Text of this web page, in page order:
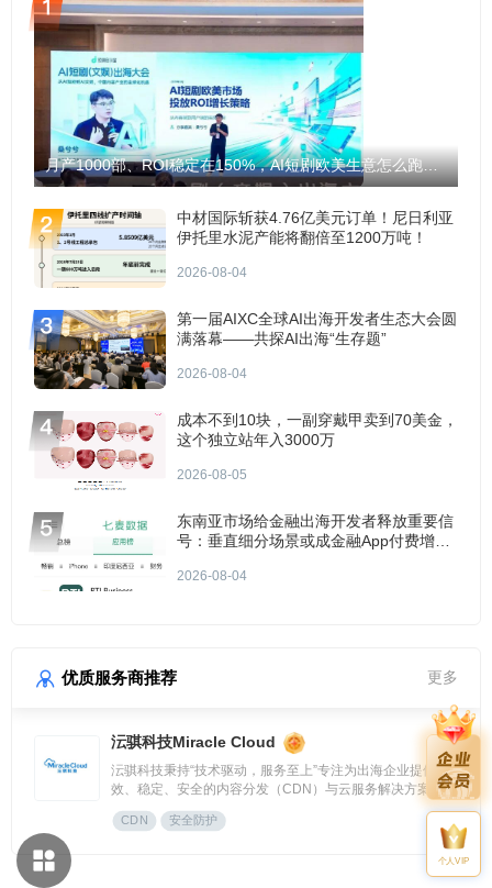
月产1000部、ROI稳定在150%，AI短剧欧美生意怎么跑通？
中材国际斩获4.76亿美元订单！尼日利亚
伊托里水泥产能将翻倍至1200万吨！
2026-08-04
第一届AIXC全球AI出海开发者生态大会圆
满落幕——共探AI出海“生存题”
2026-08-04
成本不到10块，一副穿戴甲卖到70美金，
这个独立站年入3000万
2026-08-05
东南亚市场给金融出海开发者释放重要信
号：垂直细分场景或成金融App付费增长
2026-08-04
优质服务商推荐 更多
沄骐科技Miracle Cloud
沄骐科技秉持“技术驱动，服务至上”专注为出海企业提供高
效、稳定、安全的内容分发（CDN）与云服务解决方案，是
全球边缘云领导者Fastly中国区首个合作伙伴。团队由业内资
深专家组成，拥有大规模分布式架构服务经验，提供全流程技
术支持与定制化方案，曾服务腾讯、快手、网易、Temu、米
CDN 安全防护
个人VIP